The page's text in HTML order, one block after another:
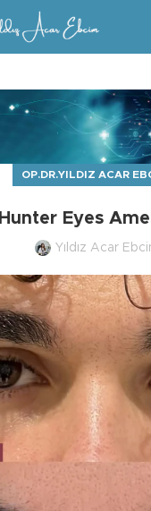
OP.DR.YILDIZ ACAR
Hunter Eyes
Yıldız Acar